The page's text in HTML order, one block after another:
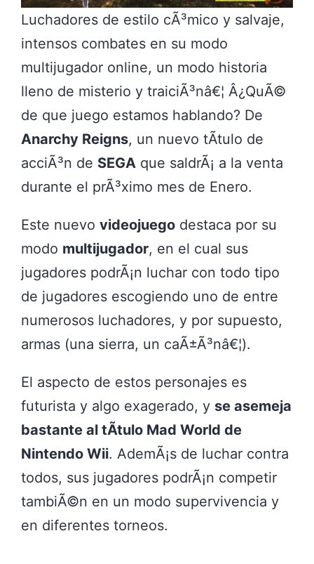
Luchadores de estilo cÃ³mico y salvaje,
intensos combates en su modo
multijugador online, un modo historia
lleno de misterio y traiciÃ³nâ€¦ Â¿QuÃ©
de que juego estamos hablando? De
Anarchy Reigns, un nuevo tÃ­tulo de
acciÃ³n de SEGA que saldrÃ¡ a la venta
durante el prÃ³ximo mes de Enero.
Este nuevo videojuego destaca por su
modo multijugador, en el cual sus
jugadores podrÃ¡n luchar con todo tipo
de jugadores escogiendo uno de entre
numerosos luchadores, y por supuesto,
armas (una sierra, un caÃ±Ã³nâ€¦).
El aspecto de estos personajes es
futurista y algo exagerado, y se asemeja
bastante al tÃ­tulo Mad World de
Nintendo Wii. AdemÃ¡s de luchar contra
todos, sus jugadores podrÃ¡n competir
tambiÃ©n en un modo supervivencia y
en diferentes torneos.